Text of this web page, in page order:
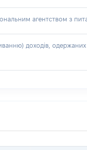
агентством з
доходів,